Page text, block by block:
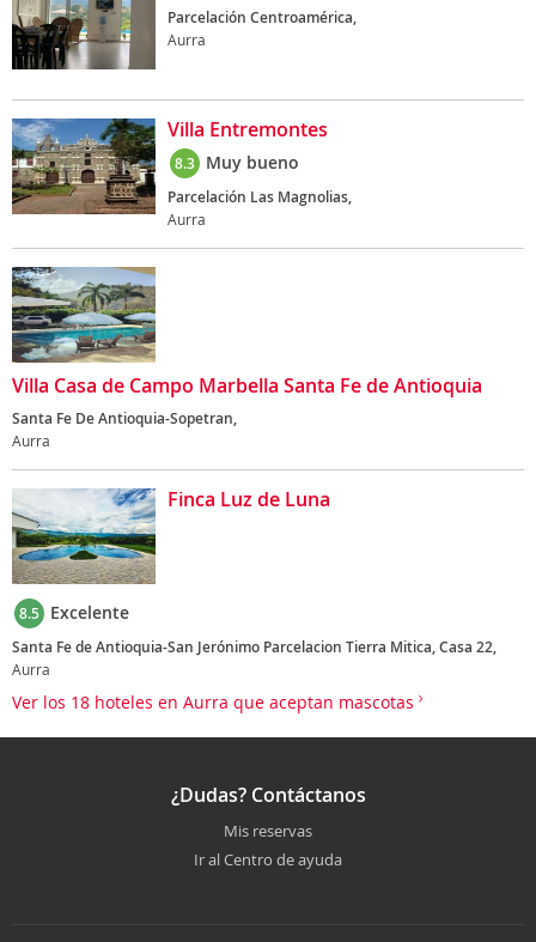
Parcelación Centroamérica,
Aurra
Villa Entremontes
8.3 Muy bueno
Parcelación Las Magnolias,
Aurra
Villa Casa de Campo Marbella Santa Fe de Antioquia
Santa Fe De Antioquia-Sopetran,
Aurra
Finca Luz de Luna
8.5 Excelente
Santa Fe de Antioquia-San Jerónimo Parcelacion Tierra Mitica, Casa 22,
Aurra
Ver los 18 hoteles en Aurra que aceptan mascotas
¿Dudas? Contáctanos
Mis reservas
Ir al Centro de ayuda